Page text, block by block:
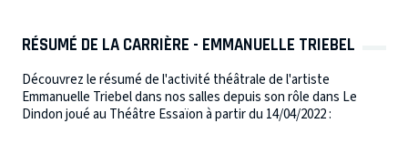
RÉSUMÉ DE LA CARRIÈRE - EMMANUELLE TRIEBEL
Découvrez le résumé de l'activité théâtrale de l'artiste
Emmanuelle Triebel dans nos salles depuis son rôle dans Le
Dindon joué au Théâtre Essaïon à partir du 14/04/2022 :